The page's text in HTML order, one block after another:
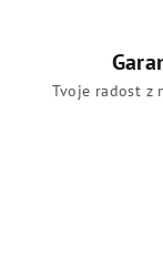
Tvoje radost z